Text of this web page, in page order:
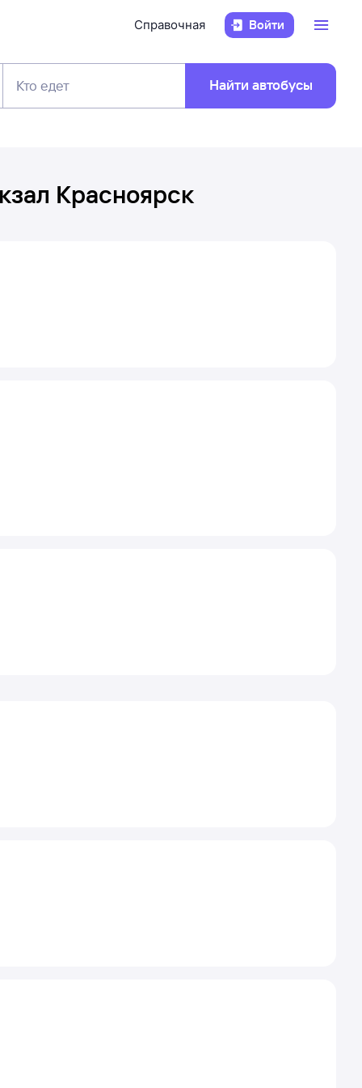
Справочная Войти
Кто едет Найти автобусы
Красноярск